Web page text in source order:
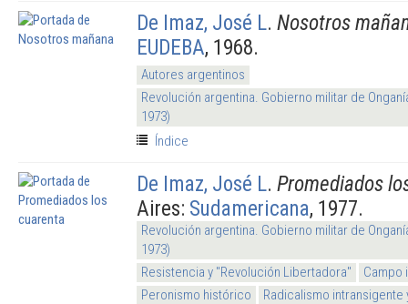
De Imaz, José L. Nosotros
EUDEBA, 1968.
Autores argentinos
Revolución argentina. Gobierno militar de
1973)
Índice
De Imaz, José L. Promediados
Aires: Sudamericana, 1977.
Revolución argentina. Gobierno militar de
1973)
Resistencia y "Revolución Libertadora"
Campo
Peronismo histórico
Radicalismo